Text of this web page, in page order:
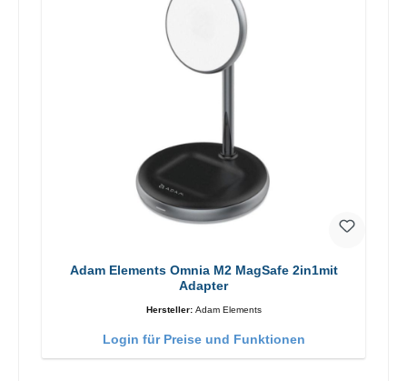
Adam Elements Omnia M2 MagSafe 2in1mit
Adapter
Hersteller: Adam Elements
Login für Preise und Funktionen